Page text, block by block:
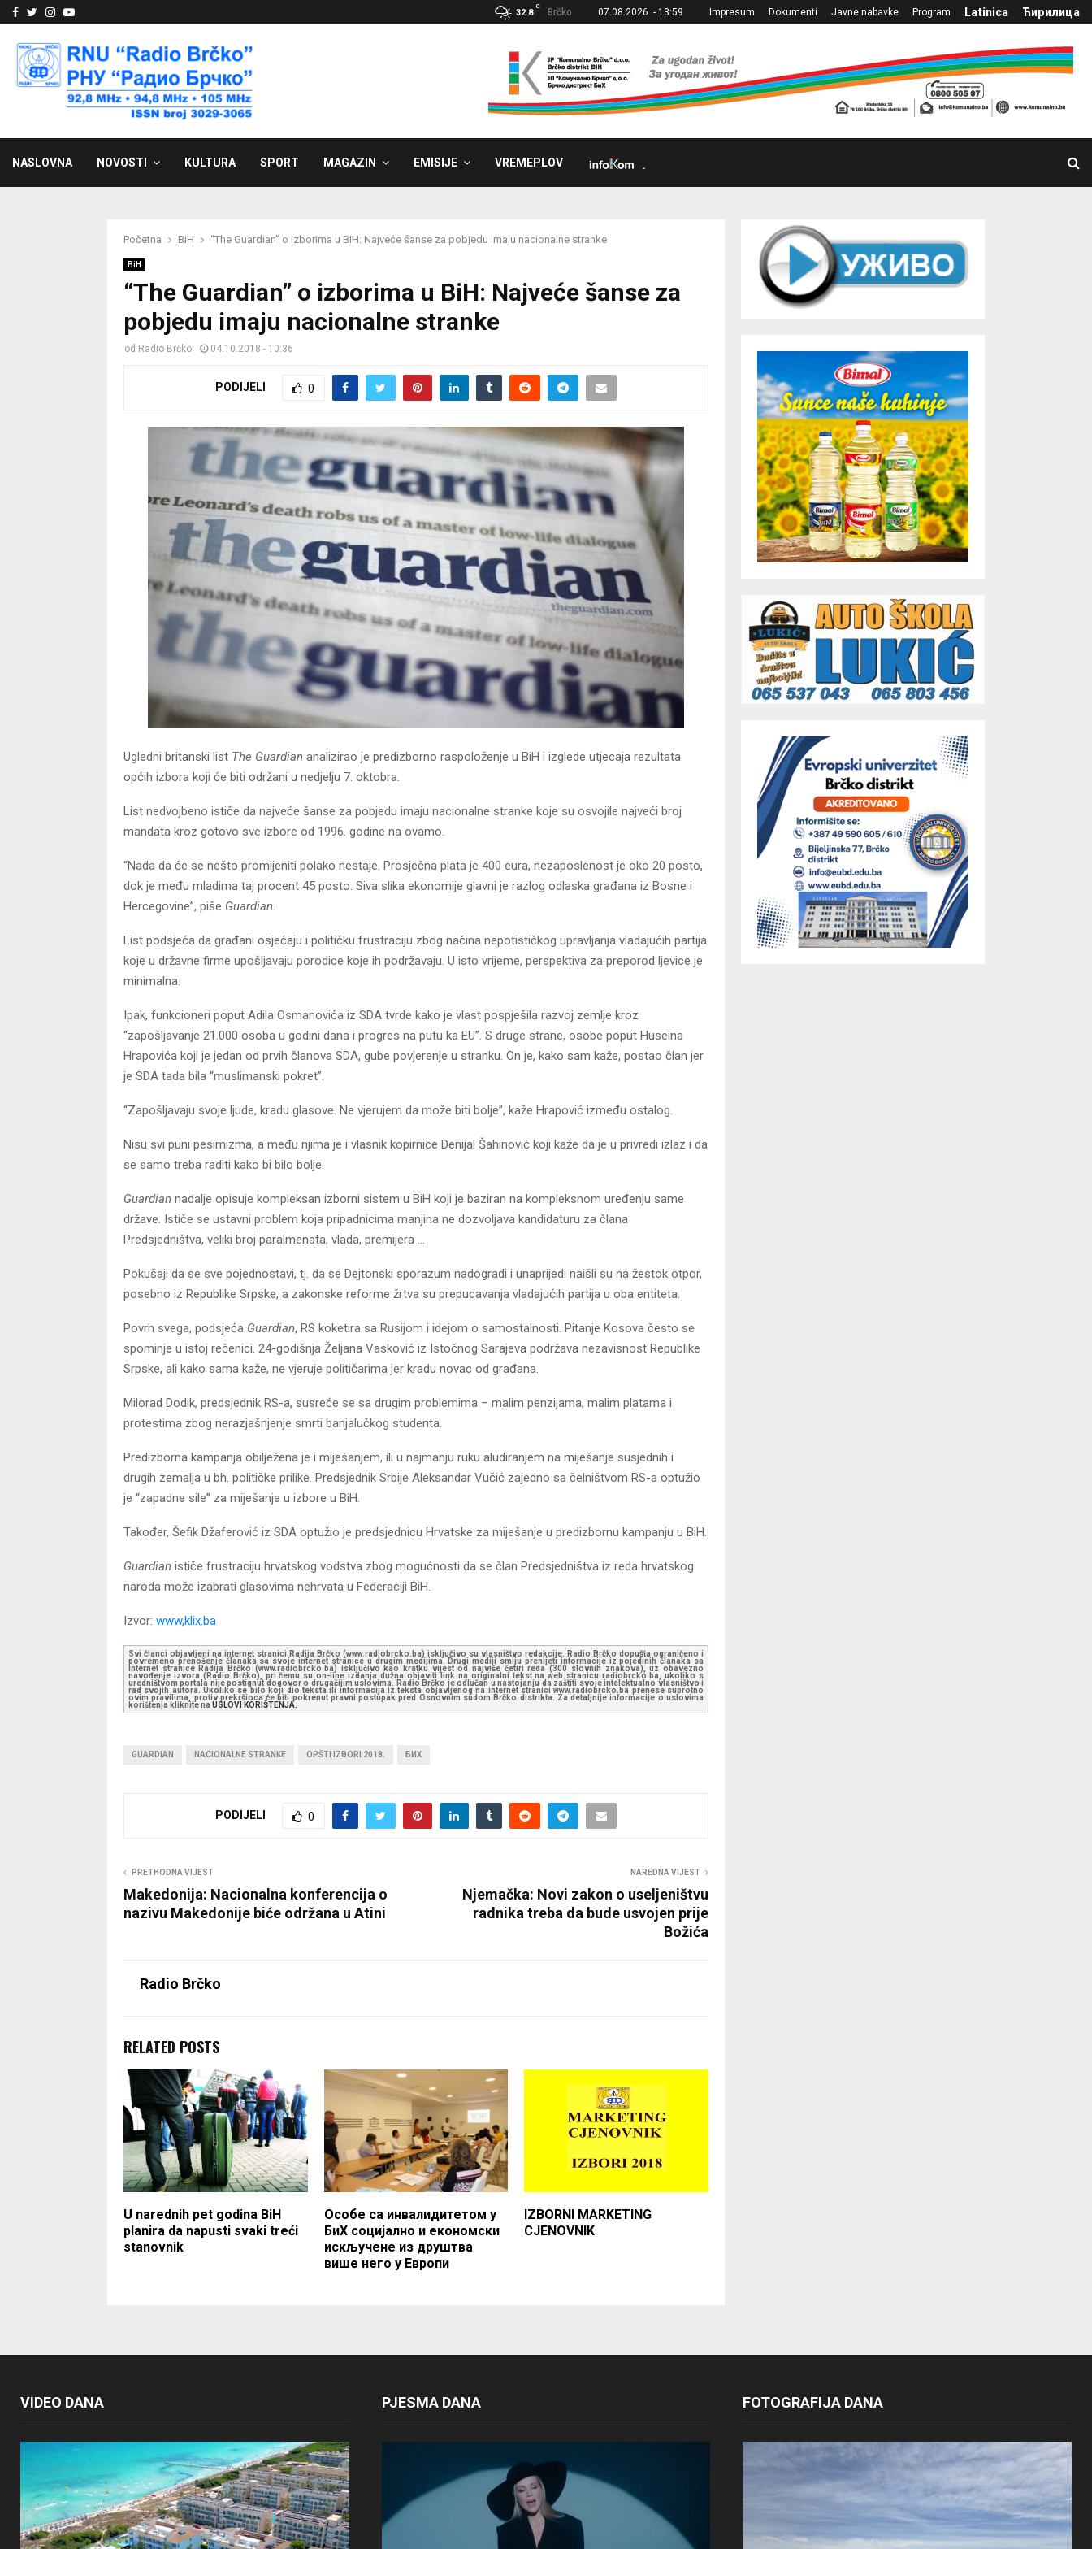
Facebook
Twitter
Instagram
Youtube 32.8
C
Brčko 07.08.2026. - 13:59 Impresum Dokumenti Javne nabavke Program Latinica Ћирилица
NASLOVNA NOVOSTI KULTURA SPORT MAGAZIN EMISIJE VREMEPLOV
Početna BiH “The Guardian” o izborima u BiH: Najveće šanse za pobjedu imaju nacionalne stranke
BiH
“The Guardian” o izborima u BiH: Najveće šanse za
pobjedu imaju nacionalne stranke
od Radio Brčko 04.10.2018 - 10:36
PODIJELI 0
Ugledni britanski list The Guardian analizirao je predizborno raspoloženje u BiH i izglede utjecaja rezultata
općih izbora koji će biti održani u nedjelju 7. oktobra.
List nedvojbeno ističe da najveće šanse za pobjedu imaju nacionalne stranke koje su osvojile najveći broj
mandata kroz gotovo sve izbore od 1996. godine na ovamo.
“Nada da će se nešto promijeniti polako nestaje. Prosječna plata je 400 eura, nezaposlenost je oko 20 posto,
dok je među mladima taj procent 45 posto. Siva slika ekonomije glavni je razlog odlaska građana iz Bosne i
Hercegovine”, piše Guardian.
List podsjeća da građani osjećaju i političku frustraciju zbog načina nepotističkog upravljanja vladajućih partija
koje u državne firme upošljavaju porodice koje ih podržavaju. U isto vrijeme, perspektiva za preporod ljevice je
minimalna.
Ipak, funkcioneri poput Adila Osmanovića iz SDA tvrde kako je vlast pospješila razvoj zemlje kroz
“zapošljavanje 21.000 osoba u godini dana i progres na putu ka EU”. S druge strane, osobe poput Huseina
Hrapovića koji je jedan od prvih članova SDA, gube povjerenje u stranku. On je, kako sam kaže, postao član jer
je SDA tada bila “muslimanski pokret”.
“Zapošljavaju svoje ljude, kradu glasove. Ne vjerujem da može biti bolje”, kaže Hrapović između ostalog.
Nisu svi puni pesimizma, a među njima je i vlasnik kopirnice Denijal Šahinović koji kaže da je u privredi izlaz i da
se samo treba raditi kako bi bilo bolje.
Guardian nadalje opisuje kompleksan izborni sistem u BiH koji je baziran na kompleksnom uređenju same
države. Ističe se ustavni problem koja pripadnicima manjina ne dozvoljava kandidaturu za člana
Predsjedništva, veliki broj paralmenata, vlada, premijera …
Pokušaji da se sve pojednostavi, tj. da se Dejtonski sporazum nadogradi i unaprijedi naišli su na žestok otpor,
posebno iz Republike Srpske, a zakonske reforme žrtva su prepucavanja vladajućih partija u oba entiteta.
Povrh svega, podsjeća Guardian, RS koketira sa Rusijom i idejom o samostalnosti. Pitanje Kosova često se
spominje u istoj rečenici. 24-godišnja Željana Vasković iz Istočnog Sarajeva podržava nezavisnost Republike
Srpske, ali kako sama kaže, ne vjeruje političarima jer kradu novac od građana.
Milorad Dodik, predsjednik RS-a, susreće se sa drugim problemima – malim penzijama, malim platama i
protestima zbog nerazjašnjenje smrti banjalučkog studenta.
Predizborna kampanja obilježena je i miješanjem, ili u najmanju ruku aludiranjem na miješanje susjednih i
drugih zemalja u bh. političke prilike. Predsjednik Srbije Aleksandar Vučić zajedno sa čelništvom RS-a optužio
je “zapadne sile” za miješanje u izbore u BiH.
Također, Šefik Džaferović iz SDA optužio je predsjednicu Hrvatske za miješanje u predizbornu kampanju u BiH.
Guardian ističe frustraciju hrvatskog vodstva zbog mogućnosti da se član Predsjedništva iz reda hrvatskog
naroda može izabrati glasovima nehrvata u Federaciji BiH.
Izvor: www,klix.ba
Svi članci objavljeni na internet stranici Radija Brčko (www.radiobrcko.ba) isključivo su vlasništvo redakcije. Radio Brčko dopušta ograničeno i
povremeno prenošenje članaka sa svoje internet stranice u drugim medijima. Drugi mediji smiju prenijeti informacije iz pojedinih članaka sa
Internet stranice Radija Brčko (www.radiobrcko.ba) isključivo kao kratku vijest od najviše četiri reda (300 slovnih znakova), uz obavezno
navođenje izvora (Radio Brčko), pri čemu su on-line izdanja dužna objaviti link na originalni tekst na web stranicu radiobrcko.ba, ukoliko s
uredništvom portala nije postignut dogovor o drugačijim uslovima. Radio Brčko je odlučan u nastojanju da zaštiti svoje intelektualno vlasništvo i
rad svojih autora. Ukoliko se bilo koji dio teksta ili informacija iz teksta objavljenog na internet stranici www.radiobrcko.ba prenese suprotno
ovim pravilima, protiv prekršioca će biti pokrenut pravni postupak pred Osnovnim sudom Brčko distrikta. Za detaljnije informacije o uslovima
korištenja kliknite na USLOVI KORIŠTENJA.
GUARDIAN NACIONALNE STRANKE OPŠTI IZBORI 2018. БИХ
PODIJELI 0
PRETHODNA VIJEST
Makedonija: Nacionalna konferencija o
nazivu Makedonije biće održana u Atini
NAREDNA VIJEST
Njemačka: Novi zakon o useljeništvu
radnika treba da bude usvojen prije
Božića
Radio Brčko
RELATED POSTS
U narednih pet godina BiH
planira da napusti svaki treći
stanovnik
Особе са инвалидитетом у
БиХ социјално и економски
искључене из друштва
више него у Европи
IZBORNI MARKETING
CJENOVNIK
VIDEO DANA PJESMA DANA FOTOGRAFIJA DANA